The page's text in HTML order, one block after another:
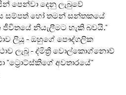
පෙන්වා දෙනු ලැබුවේ
සම්පත් හෝ තමන් සන්තකයේ
නියැලීමට හැකි බවයි."
ලියූ - ඔහුගේ පෞද්ගලික
ලැබූ - ද්මිත්‍රි වොල්කොග්නොව්
"ට්‍රොට්ස්කිගේ අවතාරයේ"